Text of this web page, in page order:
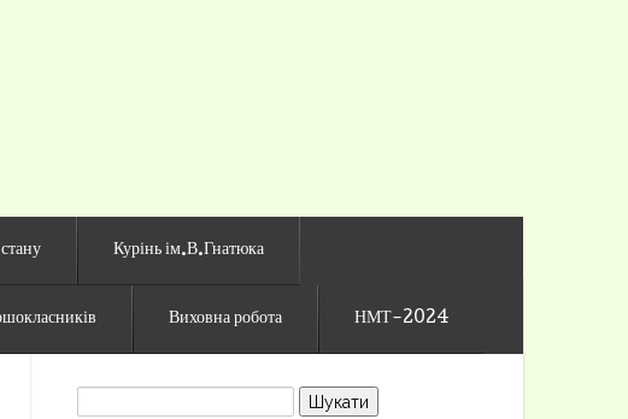
Курінь ім.В.Гнатюка
Виховна робота НМТ-2024
Пошук: